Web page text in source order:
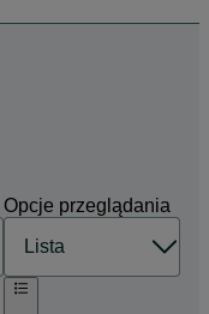
Opcje przeglądania